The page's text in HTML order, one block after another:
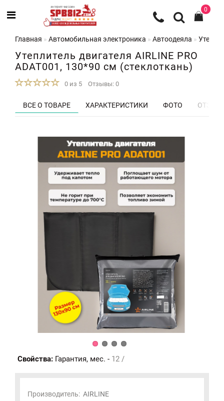
0
Главная Автомобильная электроника Автоодеяла
Утеплитель двигателя AIRLINE PRO
ADAT001, 130*90 см (стеклоткань)
0 из 5 Отзывы: 0
ВСЕ О ТОВАРЕ ХАРАКТЕРИСТИКИ ФОТО
Свойства: Гарантия, мес. - 12 /
Производитель: AIRLINE